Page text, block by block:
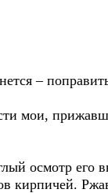
–
мои,
осмотр его
кирпичей.